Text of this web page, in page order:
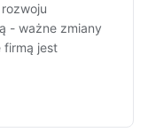
- ważne zmiany
firmą jest